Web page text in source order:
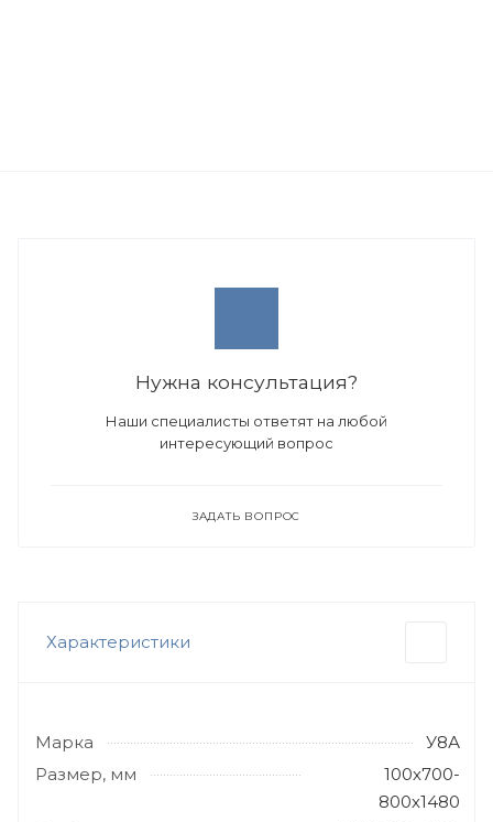
Нужна консультация?
Наши специалисты ответят на любой
интересующий вопрос
ЗАДАТЬ ВОПРОС
Характеристики
Марка
У8А
Размер, мм
100х700-
800х1480